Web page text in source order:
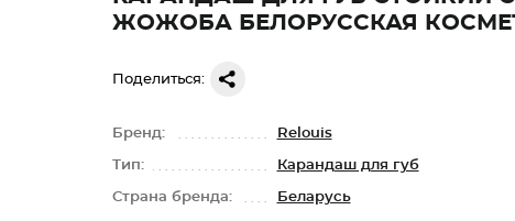
ЖОЖОБА БЕЛОРУССКАЯ
Поделиться:
Бренд: Relouis
Тип: Карандаш для губ
Страна бренда: Беларусь